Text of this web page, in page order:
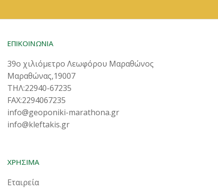
ΕΠΙΚΟΙΝΩΝΙΑ
39ο χιλιόμετρο Λεωφόρου Μαραθώνος
Μαραθώνας,19007
ΤΗΛ:22940-67235
FAX:2294067235
info@geoponiki-marathona.gr
info@kleftakis.gr
ΧΡΗΣΙΜΑ
Εταιρεία